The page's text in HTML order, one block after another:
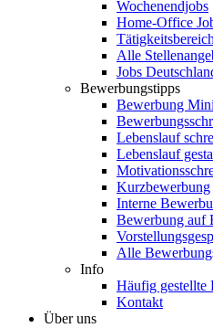
Wochenendjobs
Home-Office
Alle
Jobs
Bewerbungstipps
Bewerbung
Lebenslauf
Lebenslauf
Kurzbewerbung
Interne
Bewerbung auf
Alle
Info
Häufig gestellte
Kontakt
Über uns